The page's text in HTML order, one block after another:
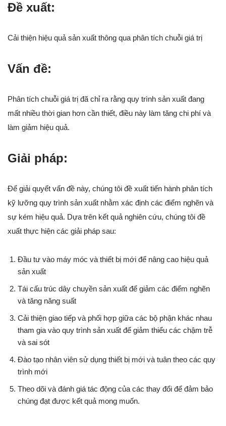
Đề xuất:
Cải thiện hiệu quả sản xuất thông qua phân tích chuỗi giá trị
Vấn đề:
Phân tích chuỗi giá trị đã chỉ ra rằng quy trình sản xuất đang
mất nhiều thời gian hơn cần thiết, điều này làm tăng chi phí và
làm giảm hiệu quả.
Giải pháp:
Để giải quyết vấn đề này, chúng tôi đề xuất tiến hành phân tích
kỹ lưỡng quy trình sản xuất nhằm xác định các điểm nghẽn và
sự kém hiệu quả. Dựa trên kết quả nghiên cứu, chúng tôi đề
xuất thực hiện các giải pháp sau:
Đầu tư vào máy móc và thiết bị mới để nâng cao hiệu quả
sản xuất
Tái cấu trúc dây chuyền sản xuất để giảm các điểm nghẽn
và tăng năng suất
Cải thiện giao tiếp và phối hợp giữa các bộ phận khác nhau
tham gia vào quy trình sản xuất để giảm thiểu các chậm trễ
và sai sót
Đào tạo nhân viên sử dụng thiết bị mới và tuân theo các quy
trình mới
Theo dõi và đánh giá tác động của các thay đổi để đảm bảo
chúng đạt được kết quả mong muốn.